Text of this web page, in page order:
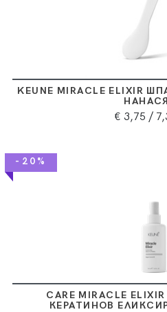
KEUNE MIRACLE ELIXIR
€ 3,75 /
-20%
CARE MIRACLE
КЕРАТИНОВ